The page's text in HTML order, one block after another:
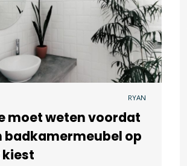
RYAN
moet weten voordat
badkamermeubel op